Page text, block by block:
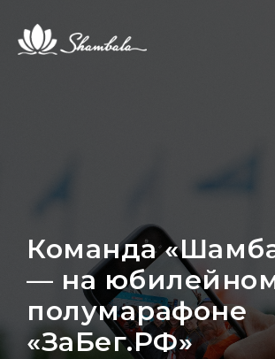
Команда
— на
полумарафоне
«ЗаБег.РФ»